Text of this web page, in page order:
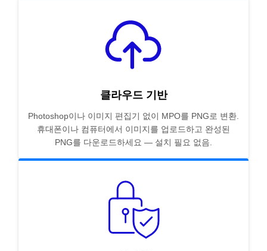
클라우드 기반
Photoshop이나 이미지 편집기 없이 MPO를 PNG로 변환.
휴대폰이나 컴퓨터에서 이미지를 업로드하고 완성된
PNG를 다운로드하세요 — 설치 필요 없음.